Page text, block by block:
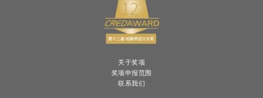
关于奖项
奖项申报范围
联系我们